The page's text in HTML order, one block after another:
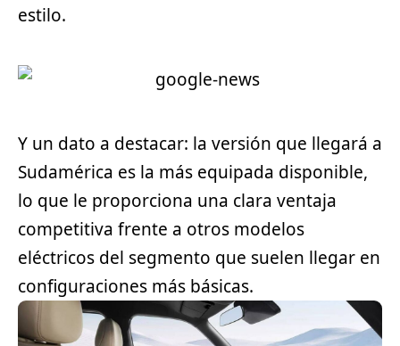
estilo.
Y un dato a destacar: la versión que llegará a
Sudamérica es la más equipada disponible,
lo que le proporciona una clara ventaja
competitiva frente a otros modelos
eléctricos del segmento que suelen llegar en
configuraciones más básicas.